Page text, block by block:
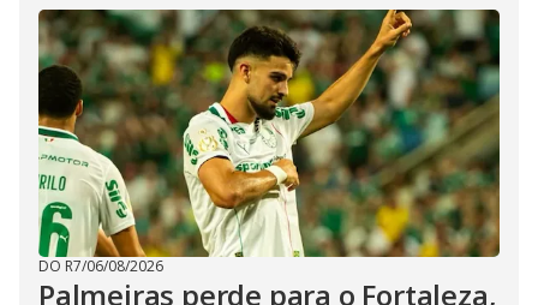
DO R7/06/08/2026
Palmeiras perde para o Fortaleza,